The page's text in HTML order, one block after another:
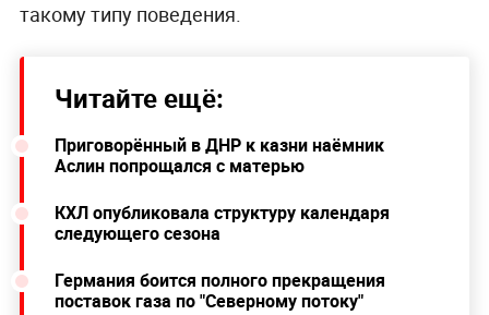
такому типу поведения.
Читайте ещё:
Приговорённый в ДНР к казни наёмник
Аслин попрощался с матерью
КХЛ опубликовала структуру календаря
следующего сезона
Германия боится полного прекращения
поставок газа по "Северному потоку"